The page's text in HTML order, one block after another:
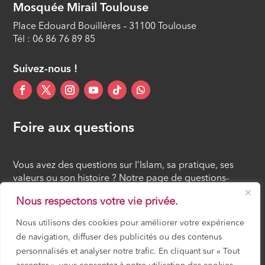
Nous respectons votre vie privée.
Nous utilisons des cookies pour améliorer votre expérience
de navigation, diffuser des publicités ou des contenus
personnalisés et analyser notre trafic. En cliquant sur « Tout
(As-Souhour) (11/40)
ÉPISODE 11
ÉPISODE 12
Mosquée Mirail Toulouse
Place Edouard Bouillères – 31100 Toulouse
Tél : 06 86 76 89 85
Suivez-nous !
Foire aux questions
Vous avez des questions sur l’Islam, sa pratique, ses
valeurs ou son histoire ? Notre page de questions-
réponses rassemble des réponses claires et accessibles
à tous, croyants ou simples curieux.
FOIRE AUX QUESTIONS